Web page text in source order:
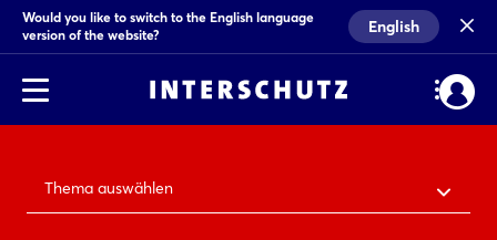
Would you like to switch to the English language
version of the website?
English
Thema auswählen